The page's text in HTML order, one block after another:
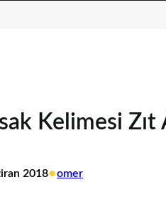
Kelimesi Zıt
2018•omer